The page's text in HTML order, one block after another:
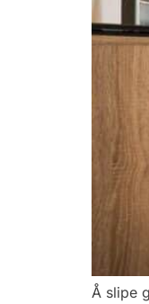
Å slipe